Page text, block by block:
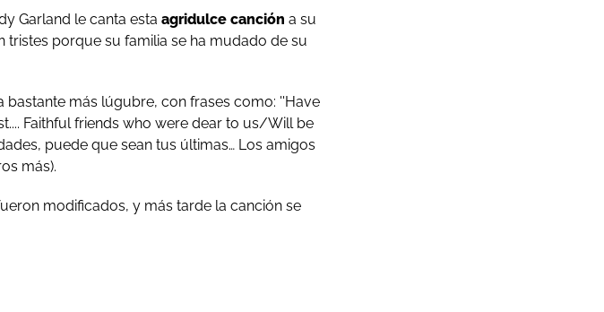
Garland le canta esta agridulce canción a su
tristes porque su familia se ha mudado de su
más lúgubre, con frases como: ''Have
Faithful friends who were dear to us/Will be
puede que sean tus últimas… Los amigos
más).
modificados, y más tarde la canción se